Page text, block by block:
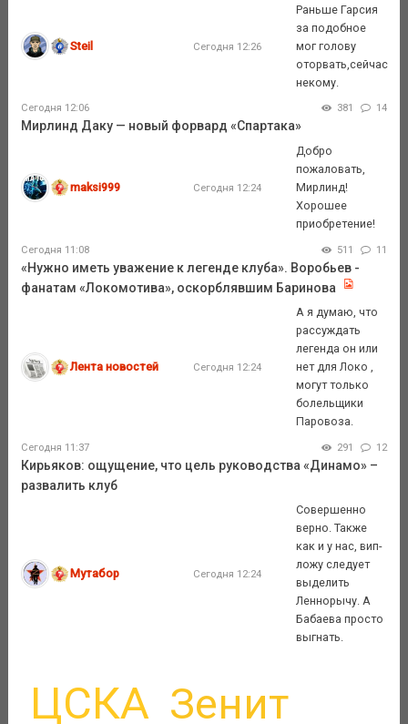
Steil Сегодня 12:26
Раньше Гарсия
за подобное
мог голову
оторвать,сейчас
некому.
Сегодня 12:06 381 14
Мирлинд Даку — новый форвард «Спартака»
maksi999 Сегодня 12:24
Добро
пожаловать,
Мирлинд!
Хорошее
приобретение!
Сегодня 11:08 511 11
«Нужно иметь уважение к легенде клуба». Воробьев -
фанатам «Локомотива», оскорблявшим Баринова
Лента новостей Сегодня 12:24
А я думаю, что
рассуждать
легенда он или
нет для Локо ,
могут только
болельщики
Паровоза.
Сегодня 11:37 291 12
Кирьяков: ощущение, что цель руководства «Динамо» –
развалить клуб
Мутабор Сегодня 12:24
Совершенно
верно. Также
как и у нас, вип-
ложу следует
выделить
Леннорычу. А
Бабаева просто
выгнать.
ЦСКА Зенит